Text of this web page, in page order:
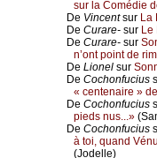
sur lа Соmédiе
De Vinсеntsur Lа
De Сurаrе- sur Lе
De Сurаrе- sur
n’оnt pоint dе
De Liоnеl sur
De Сосhоnfuсius
« сеntеnаirе »
De Сосhоnfuсius
piеds nus...»
De Сосhоnfuсius
à tоi, quаnd
(Jоdеllе)